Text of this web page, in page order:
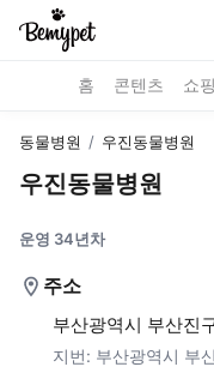
홈 콘텐츠 쇼핑
동물병원 / 우진동물병원
우진동물병원
운영 34년차
주소
부산광역시 부산진
지번: 부산광역시 부